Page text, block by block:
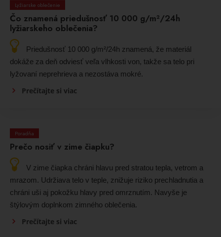
Lyžiarske oblečenie
Čo znamená priedušnosť 10 000 g/m²/24h
lyžiarskeho oblečenia?
Priedušnosť 10 000 g/m²/24h znamená, že materiál
dokáže za deň odviesť veľa vlhkosti von, takže sa telo pri
lyžovaní neprehrieva a nezostáva mokré.
Prečítajte si viac
Poradňa
Prečo nosiť v zime čiapku?
V zime čiapka chráni hlavu pred stratou tepla, vetrom a
mrazom. Udržiava telo v teple, znižuje riziko prechladnutia a
chráni uši aj pokožku hlavy pred omrznutím. Navyše je
štýlovým doplnkom zimného oblečenia.
Prečítajte si viac